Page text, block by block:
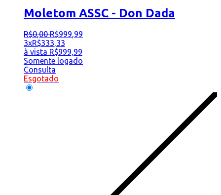
Moletom ASSC - Don Dada
R$0,00 R$999,99
3xR$333,33
à vista R$999,99
Somente logado
Consulta
Esgotado